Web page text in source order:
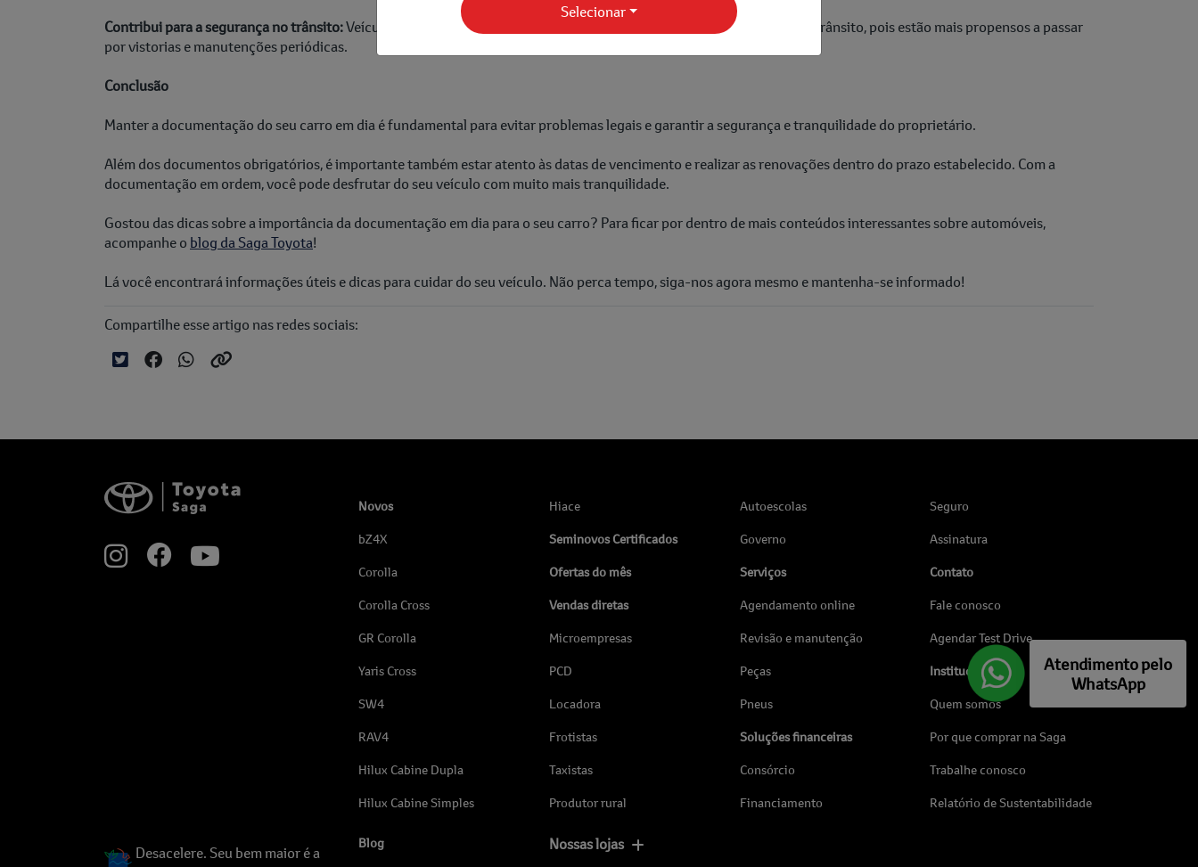
Contribui para a segurança no trânsito:Veículos com a documentação regularizada contribuem para a segurança no trânsito, pois estão mais propensos a passar
por vistorias e manutenções periódicas.
Conclusão
Manter a documentação do seu carro em dia é fundamental para evitar problemas legais e garantir a segurança e tranquilidade do proprietário.
Além dos documentos obrigatórios, é importante também estar atento às datas de vencimento e realizar as renovações dentro do prazo estabelecido. Com a
documentação em ordem, você pode desfrutar do seu veículo com muito mais tranquilidade.
Gostou das dicas sobre a importância da documentação em dia para o seu carro? Para ficar por dentro de mais conteúdos interessantes sobre automóveis,
acompanhe o blog da Saga Toyota!
Lá você encontrará informações úteis e dicas para cuidar do seu veículo. Não perca tempo, siga-nos agora mesmo e mantenha-se informado!
Compartilhe esse artigo nas redes sociais:
Desacelere. Seu bem maior é a
Novos
bZ4X
Corolla
Corolla Cross
GR Corolla
Yaris Cross
SW4
RAV4
Hilux Cabine Dupla
Hilux Cabine Simples
Hiace
Seminovos Certificados
Ofertas do mês
Vendas diretas
Microempresas
PCD
Locadora
Frotistas
Taxistas
Produtor rural
Autoescolas
Governo
Serviços
Agendamento online
Revisão e manutenção
Peças
Pneus
Soluções financeiras
Consórcio
Financiamento
Seguro
Assinatura
Contato
Fale conosco
Agendar Test Drive
Institucional
Quem somos
Por que comprar na Saga
Trabalhe conosco
Relatório de Sustentabilidade
Blog Nossas lojas
Atendimento pelo
WhatsApp
Selecionar